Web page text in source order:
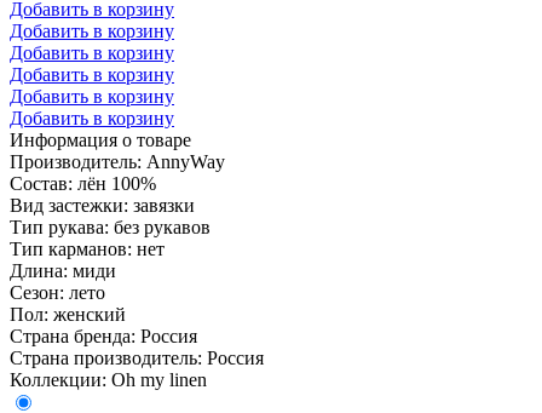
Добавить в корзину
Добавить в корзину
Добавить в корзину
Добавить в корзину
Добавить в корзину
Добавить в корзину
Информация о товаре
Производитель: AnnyWay
Состав: лён 100%
Вид застежки: завязки
Тип рукава: без рукавов
Тип карманов: нет
Длина: миди
Сезон: лето
Пол: женский
Страна бренда: Россия
Страна производитель: Россия
Коллекции: Oh my linen